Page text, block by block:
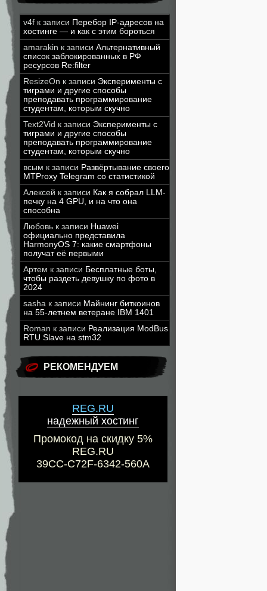
v4f к записи Перебор IP-адресов на
хостинге — и как с этим бороться
amarakin к записи Альтернативный
список заблокированных в РФ
ресурсов Re:filter
ResizeOn к записи Эксперименты с
тиграми и другие способы
преподавать программирование
студентам, которым скучно
Text2Vid к записи Эксперименты с
тиграми и другие способы
преподавать программирование
студентам, которым скучно
всым к записи Развёртывание своего
MTProxy Telegram со статистикой
Алексей к записи Как я собрал LLM-
печку на 4 GPU, и на что она
способна
Любовь к записи Huawei
официально представила
HarmonyOS 7: какие смартфоны
получат её первыми
Артем к записи Бесплатные боты,
чтобы раздеть девушку по фото в
2024
sasha к записи Майнинг биткоинов
на 55-летнем ветеране IBM 1401
Roman к записи Реализация ModBus
RTU Slave на stm32
РЕКОМЕНДУЕМ
REG.RU
надежный хостинг
Промокод на скидку 5%
REG.RU
39CC-C72F-6342-560A